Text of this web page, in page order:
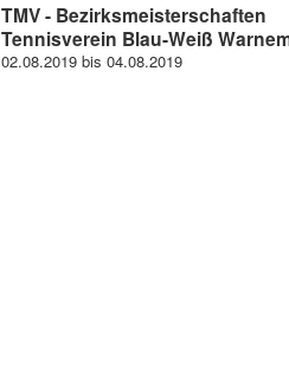
TMV - Bezirksmeisterschaften
Tennisverein Blau-Weiß
02.08.2019 bis 04.08.2019